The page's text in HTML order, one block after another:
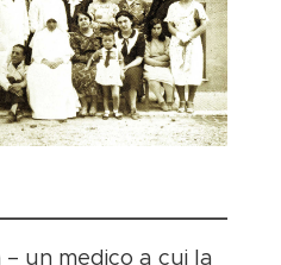
un medico a cui la